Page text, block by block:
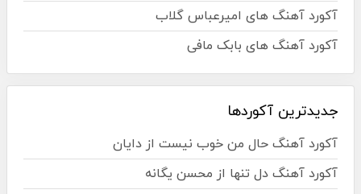
آکورد آهنگ های امیرعباس گلاب
آکورد آهنگ های بابک مافی
جدیدترین آکوردها
آکورد آهنگ حال من خوب نیست از دایان
آکورد آهنگ دل تنها از محسن یگانه